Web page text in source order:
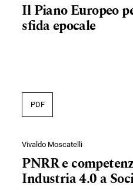
Il Piano Europeo
sfida epocale
PDF
Vivaldo Moscatelli
PNRR e
Industria 4.0 a